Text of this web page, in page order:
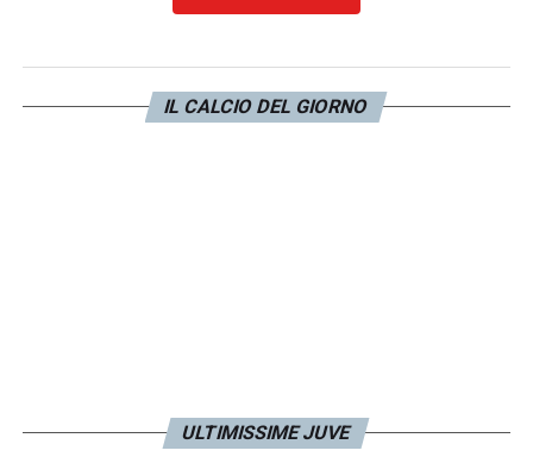
IL CALCIO DEL GIORNO
ULTIMISSIME JUVE